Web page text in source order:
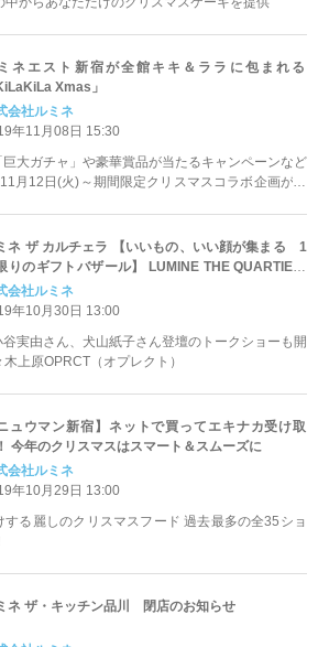
ネエスト新宿が全館キキ＆ララに包まれる
Xmas」
会社ルミネ
年11月08日 15:30
大ガチャ」や豪華賞品が当たるキャンペーンなど
月12日(火)～期間限定クリスマスコラボ企画がス
ネ ザ カルチェラ 【いいもの、いい顔が集まる 1
りのギフトバザール】 LUMINE THE QUARTIER-
BAZAAR開催！
会社ルミネ
年10月30日 13:00
実由さん、犬山紙子さん登壇のトークショーも開
上原OPRCT（オプレクト）
ニュウマン新宿】ネットで買ってエキナカ受け取
今年のクリスマスはスマート＆スムーズに
会社ルミネ
年10月29日 13:00
る麗しのクリスマスフード 過去最多の全35ショ
ネ ザ・キッチン品川 閉店のお知らせ